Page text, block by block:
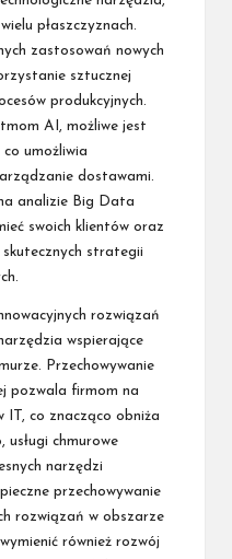
płaszczyznach.
zastosowań nowych
sztucznej
produkcyjnych.
AI, możliwe jest
umożliwia
dostawami.
analizie Big Data
swoich klientów oraz
strategii
rozwiązań
wspierające
Przechowywanie
pozwala firmom na
IT, co znacząco obniża
chmurowe
narzędzi
przechowywanie
rozwiązań w obszarze
również rozwój